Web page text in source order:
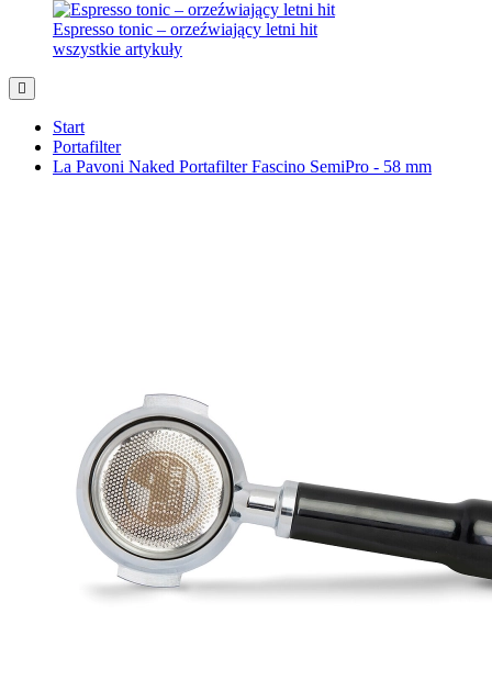
Espresso tonic – orzeźwiający letni hit
wszystkie artykuły
Start
Portafilter
La Pavoni Naked Portafilter Fascino SemiPro - 58 mm